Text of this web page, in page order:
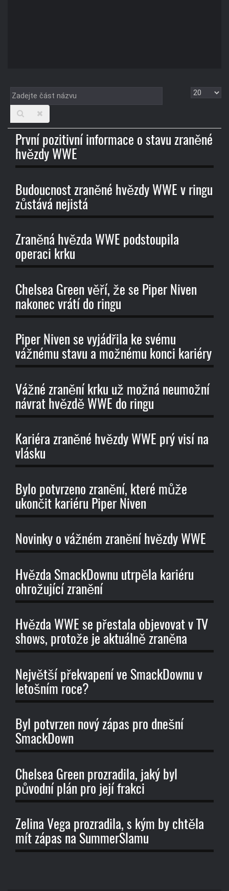
Zadejte
část
názvu
Zobrazit
První pozitivní informace o stavu zraněné
hvězdy WWE
Budoucnost zraněné hvězdy WWE v ringu
zůstává nejistá
Zraněná hvězda WWE podstoupila
operaci krku
Chelsea Green věří, že se Piper Niven
nakonec vrátí do ringu
Piper Niven se vyjádřila ke svému
vážnému stavu a možnému konci kariéry
Vážné zranění krku už možná neumožní
návrat hvězdě WWE do ringu
Kariéra zraněné hvězdy WWE prý visí na
vlásku
Bylo potvrzeno zranění, které může
ukončit kariéru Piper Niven
Novinky o vážném zranění hvězdy WWE
Hvězda SmackDownu utrpěla kariéru
ohrožující zranění
Hvězda WWE se přestala objevovat v TV
shows, protože je aktuálně zraněna
Největší překvapení ve SmackDownu v
letošním roce?
Byl potvrzen nový zápas pro dnešní
SmackDown
Chelsea Green prozradila, jaký byl
původní plán pro její frakci
Zelina Vega prozradila, s kým by chtěla
mít zápas na SummerSlamu